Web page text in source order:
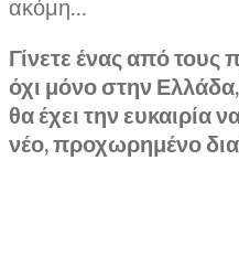
ακόμη…
Γίνετε ένας από τους
όχι μόνο στην
θα έχει την ευκαιρία
νέο, προχωρημένο